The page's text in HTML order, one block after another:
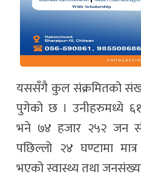
यससँगै कुल संक्रमितको
पुगेको छ । उनीहरुमध्ये
भने ७४ हजार २५२ जन
पछिल्लो २४ घण्टामा
भएको स्वास्थ्य तथा